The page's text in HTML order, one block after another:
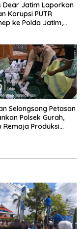
Dear Jatim Laporkan
Korupsi PUTR
ke Polda Jatim,
Selongsong Petasan
Polsek Gurah,
Remaja Produksi